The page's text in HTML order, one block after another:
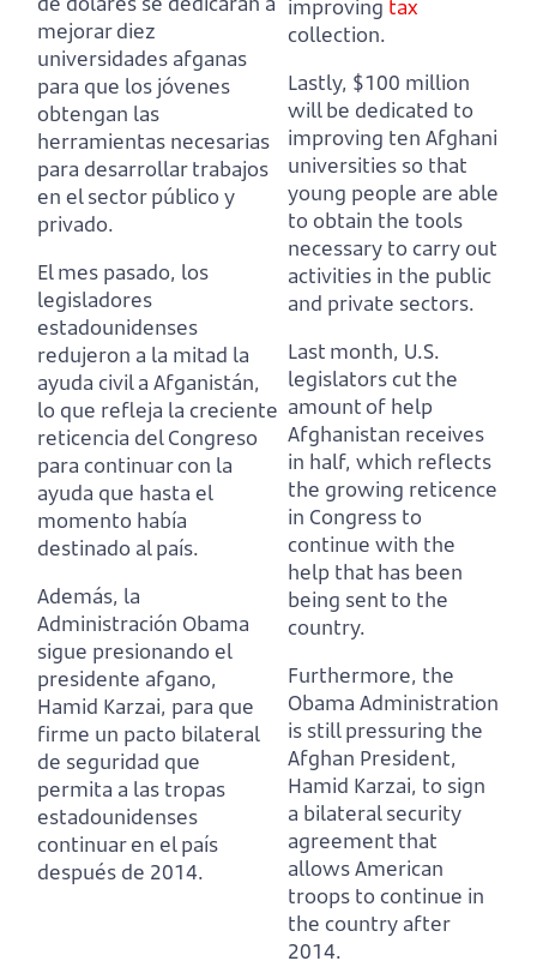
mejorar diez
universidades afganas
para que los jóvenes
obtengan las
herramientas necesarias
para desarrollar trabajos
en el sector público y
privado.
El mes pasado, los
legisladores
estadounidenses
redujeron a la mitad la
ayuda civil a Afganistán,
lo que refleja la creciente
reticencia del Congreso
para continuar con la
ayuda que hasta el
momento había
destinado al país.
Además, la
Administración Obama
sigue presionando el
presidente afgano,
Hamid Karzai, para que
firme un pacto bilateral
de seguridad que
permita a las tropas
estadounidenses
continuar en el país
después de 2014.
improving tax
collection.
Lastly, $100 million
will be dedicated to
improving ten Afghani
universities so that
young people are able
to obtain the tools
necessary to carry out
activities in the public
and private sectors.
Last month, U.S.
legislators cut the
amount of help
Afghanistan receives
in half, which reflects
the growing reticence
in Congress to
continue with the
help that has been
being sent to the
country.
Furthermore, the
Obama Administration
is still pressuring the
Afghan President,
Hamid Karzai, to sign
a bilateral security
agreement that
allows American
troops to continue in
the country after
2014.